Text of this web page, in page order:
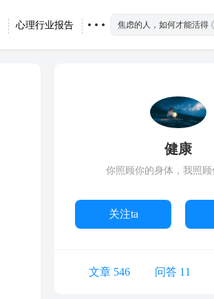
心理行业报告
健康
你照顾你的身体，我照顾
关注ta
文章 546 问答 11